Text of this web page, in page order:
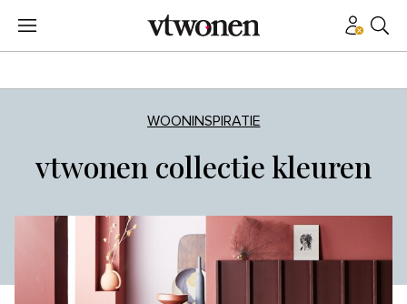
WOONINSPIRATIE
vtwonen collectie kleuren